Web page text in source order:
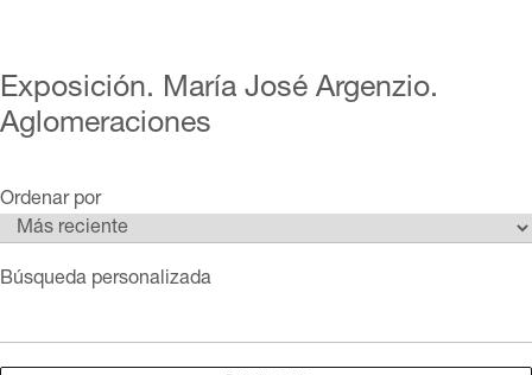
Exposición. María José Argenzio.
Aglomeraciones
Ordenar por
Búsqueda personalizada